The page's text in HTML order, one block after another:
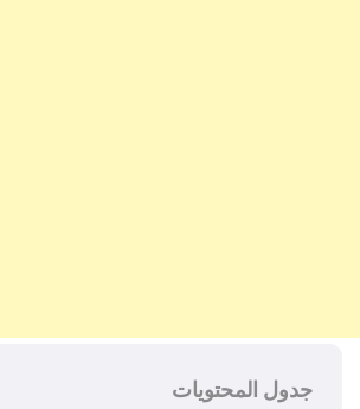
جدول المحتويات